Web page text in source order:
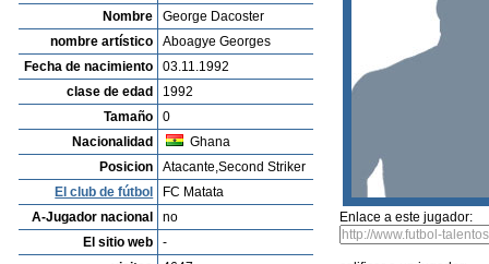
Nombre
George Dacoster
nombre artístico
Aboagye Georges
Fecha de nacimiento
03.11.1992
clase de edad
1992
Tamaño
0
Nacionalidad
Ghana
Posicion
Atacante,Second Striker
El club de fútbol
FC Matata
A-Jugador nacional
no
El sitio web
-
Enlace a este jugador: